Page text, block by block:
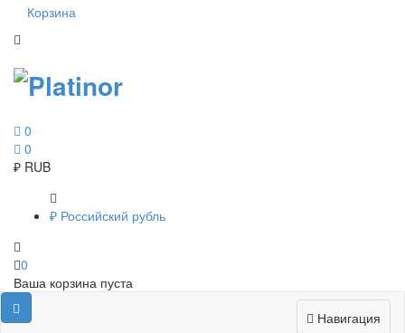
Корзина
0
0
₽ RUB
₽ Российский рубль
0
Ваша корзина пуста
Навигация